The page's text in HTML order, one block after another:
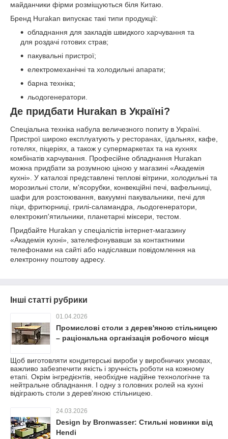
майданчики фірми розміщуються біля Китаю.
Бренд Hurakan випускає такі типи продукції:
обладнання для закладів швидкого харчування та
для роздачі готових страв;
пакувальні пристрої;
електромеханічні та холодильні апарати;
барна техніка;
льодогенератори.
Де придбати Hurakan в Україні?
Спеціальна техніка набула величезного попиту в Україні.
Пристрої широко експлуатують у ресторанах, їдальнях, кафе,
готелях, піцеріях, а також у супермаркетах та на кухнях
комбінатів харчування. Професійне обладнання Hurakan
можна придбати за розумною ціною у магазині «Академія
кухні». У каталозі представлені теплові вітрини, холодильні та
морозильні столи, м'ясорубки, конвекційні печі, вафельниці,
шафи для розстоювання, вакуумні пакувальники, печі для
піци, фритюрниці, грилі-саламандра, льодогенератори,
електрокип'ятильники, планетарні міксери, тестом.
Придбайте Hurakan у спеціалістів інтернет-магазину
«Академія кухні», зателефонувавши за контактними
телефонами на сайті або надіславши повідомлення на
електронну поштову адресу.
Інші статті рубрики
01.04.2026
Промислові столи з дерев'яною стільницею
– раціональна організація робочого місця
Щоб виготовляти кондитерські вироби у виробничих умовах,
важливо забезпечити якість і зручність роботи на кожному
етапі. Окрім інгредієнтів, необхідне надійне технологічне та
нейтральне обладнання. І одну з головних ролей на кухні
відіграють столи з дерев'яною стільницею.
24.03.2026
Design by Bronwasser: Стильні новинки від
Hendi